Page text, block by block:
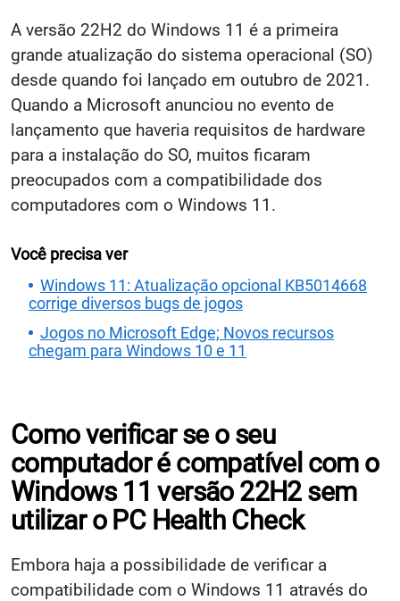
A versão 22H2 do Windows 11 é a primeira
grande atualização do sistema operacional (SO)
desde quando foi lançado em outubro de 2021.
Quando a Microsoft anunciou no evento de
lançamento que haveria requisitos de hardware
para a instalação do SO, muitos ficaram
preocupados com a compatibilidade dos
computadores com o Windows 11.
Você precisa ver
Windows 11: Atualização opcional KB5014668
corrige diversos bugs de jogos
Jogos no Microsoft Edge; Novos recursos
chegam para Windows 10 e 11
Como verificar se o seu
computador é compatível com o
Windows 11 versão 22H2 sem
utilizar o PC Health Check
Embora haja a possibilidade de verificar a
compatibilidade com o Windows 11 através do